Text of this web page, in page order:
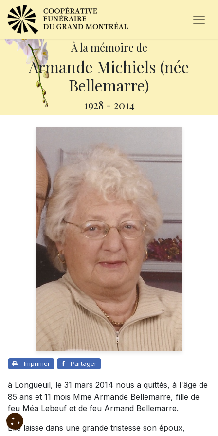
À la mémoire de
Armande Michiels (née
Bellemarre)
1928 - 2014
Imprimer Partager
à Longueuil, le 31 mars 2014 nous a quittés, à l'âge de
85 ans et 11 mois Mme Armande Bellemarre, fille de
feu Méa Lebeuf et de feu Armand Bellemarre.
Elle laisse dans une grande tristesse son époux,